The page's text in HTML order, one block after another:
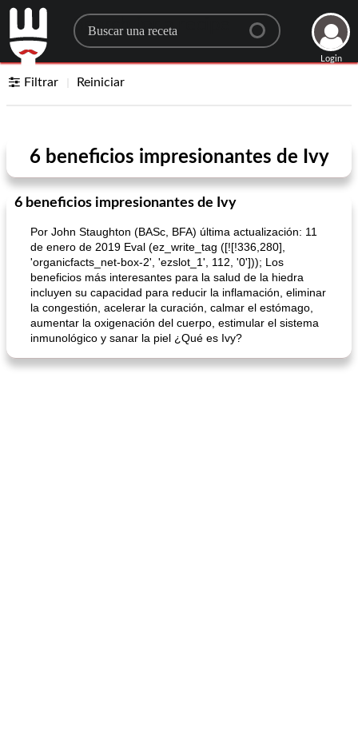
Search for a recipe
Login
Filtrar Reiniciar
6 beneficios impresionantes de Ivy
6 beneficios impresionantes de Ivy
Por John Staughton (BASc, BFA) última actualización: 11
de enero de 2019 Eval (ez_write_tag ([![!336,280],
'organicfacts_net-box-2', 'ezslot_1', 112, '0'])); Los
beneficios más interesantes para la salud de la hiedra
incluyen su capacidad para reducir la inflamación, eliminar
la congestión, acelerar la curación, calmar el estómago,
aumentar la oxigenación del cuerpo, estimular el sistema
inmunológico y sanar la piel ¿Qué es Ivy?